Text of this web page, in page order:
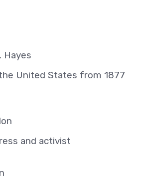
Hayes
United States from 1877
and activist